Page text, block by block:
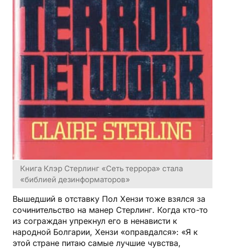
Книга Клэр Стерлинг «Сеть террора» стала
«библией дезинформаторов»
Вышедший в отставку Пол Хензи тоже взялся за
сочинительство на манер Стерлинг. Когда кто-то
из сограждан упрекнул его в ненависти к
народной Болгарии, Хензи «оправдался»: «Я к
этой стране питаю самые лучшие чувства,